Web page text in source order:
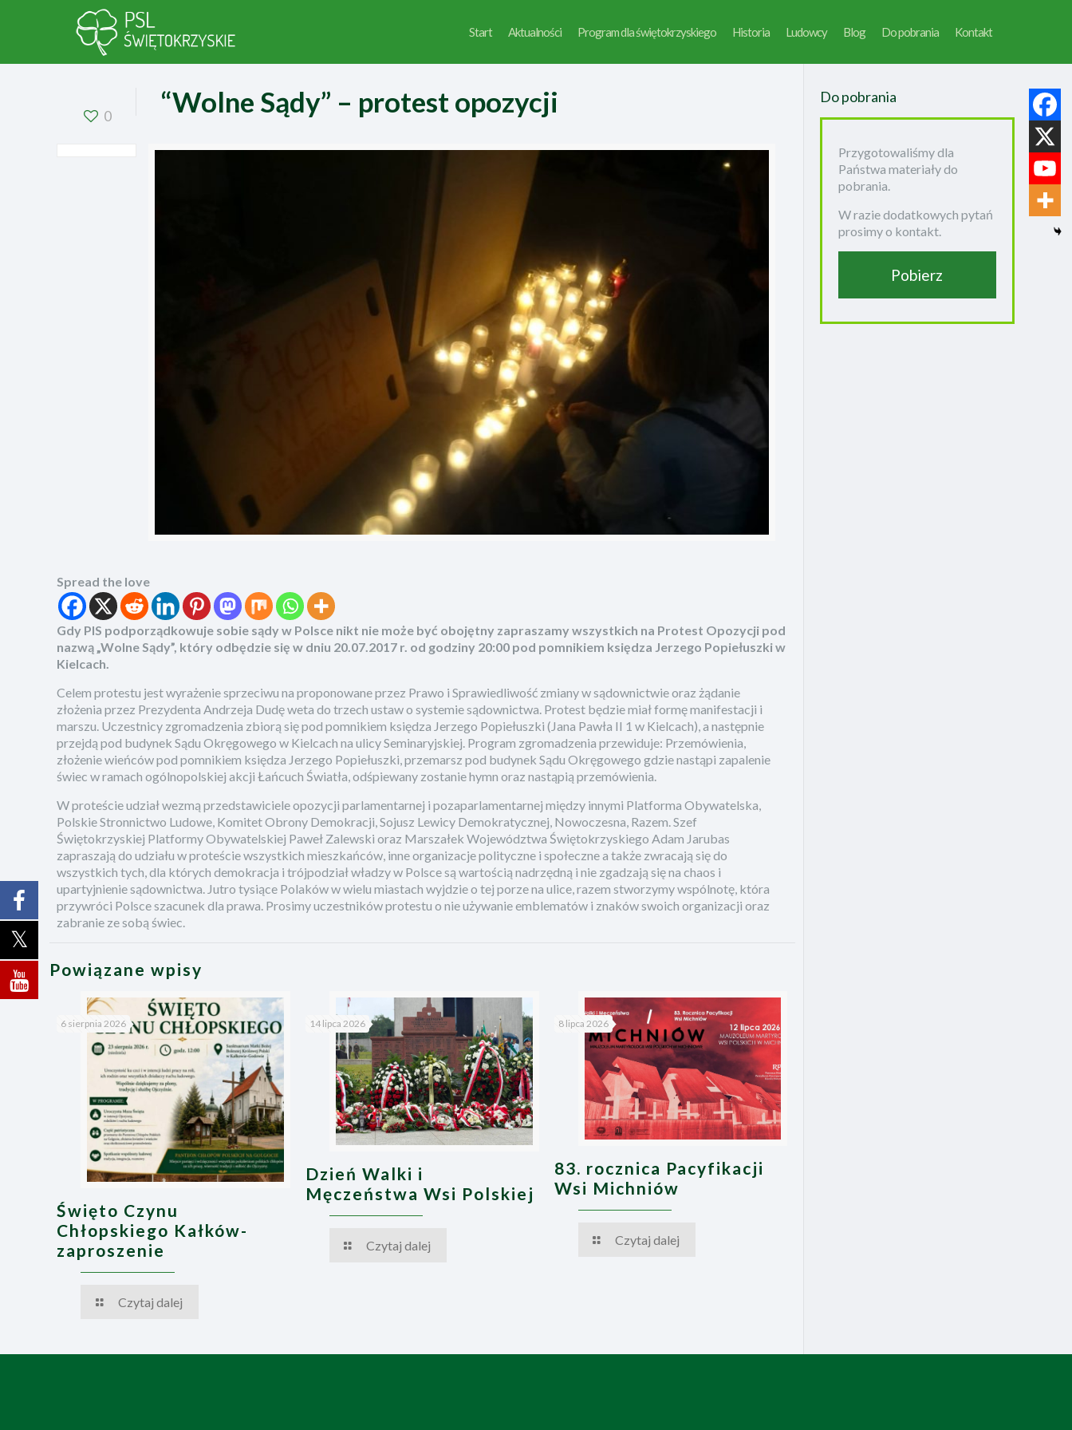
Start Aktualności Program dla świętokrzyskiego Historia Ludowcy Blog Do pobrania Kontakt
0 “Wolne Sądy” – protest opozycji
Spread the love
Gdy PIS podporządkowuje sobie sądy w Polsce nikt nie może być obojętny zapraszamy wszystkich na Protest Opozycji pod
nazwą „Wolne Sądy”, który odbędzie się w dniu 20.07.2017 r. od godziny 20:00 pod pomnikiem księdza Jerzego Popiełuszki w
Kielcach.
Celem protestu jest wyrażenie sprzeciwu na proponowane przez Prawo i Sprawiedliwość zmiany w sądownictwie oraz żądanie
złożenia przez Prezydenta Andrzeja Dudę weta do trzech ustaw o systemie sądownictwa. Protest będzie miał formę manifestacji i
marszu. Uczestnicy zgromadzenia zbiorą się pod pomnikiem księdza Jerzego Popiełuszki (Jana Pawła II 1 w Kielcach), a następnie
przejdą pod budynek Sądu Okręgowego w Kielcach na ulicy Seminaryjskiej. Program zgromadzenia przewiduje: Przemówienia,
złożenie wieńców pod pomnikiem księdza Jerzego Popiełuszki, przemarsz pod budynek Sądu Okręgowego gdzie nastąpi zapalenie
świec w ramach ogólnopolskiej akcji Łańcuch Światła, odśpiewany zostanie hymn oraz nastąpią przemówienia.
W proteście udział wezmą przedstawiciele opozycji parlamentarnej i pozaparlamentarnej między innymi Platforma Obywatelska,
Polskie Stronnictwo Ludowe, Komitet Obrony Demokracji, Sojusz Lewicy Demokratycznej, Nowoczesna, Razem. Szef
Świętokrzyskiej Platformy Obywatelskiej Paweł Zalewski oraz Marszałek Województwa Świętokrzyskiego Adam Jarubas
zapraszają do udziału w proteście wszystkich mieszkańców, inne organizacje polityczne i społeczne a także zwracają się do
wszystkich tych, dla których demokracja i trójpodział władzy w Polsce są wartością nadrzędną i nie zgadzają się na chaos i
upartyjnienie sądownictwa. Jutro tysiące Polaków w wielu miastach wyjdzie o tej porze na ulice, razem stworzymy wspólnotę, która
przywróci Polsce szacunek dla prawa. Prosimy uczestników protestu o nie używanie emblematów i znaków swoich organizacji oraz
zabranie ze sobą świec.
Powiązane wpisy
6 sierpnia 2026
Święto Czynu
Chłopskiego Kałków-
zaproszenie
Czytaj dalej
14 lipca 2026
Dzień Walki i
Męczeństwa Wsi Polskiej
Czytaj dalej
8 lipca 2026
83. rocznica Pacyfikacji
Wsi Michniów
Czytaj dalej
Do pobrania
Przygotowaliśmy dla
Państwa materiały do
pobrania.
W razie dodatkowych pytań
prosimy o kontakt.
Pobierz